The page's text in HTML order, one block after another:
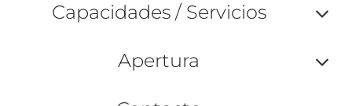
ou
Capacidades / Servicios
ou
Apertura